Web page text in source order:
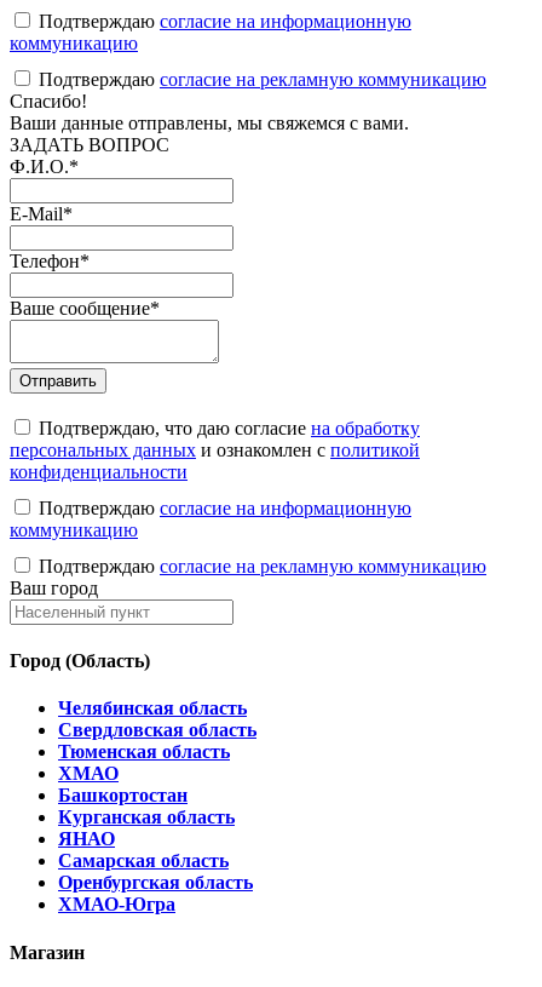
Подтверждаю согласие на информационную
коммуникацию
Подтверждаю согласие на рекламную коммуникацию
Cпасибо!
Ваши данные отправлены, мы свяжемся с вами.
ЗАДАТЬ ВОПРОС
Ф.И.О.*
E-Mail*
Телефон*
Ваше сообщение*
Подтверждаю, что даю согласие на обработку
персональных данных и ознакомлен с политикой
конфиденциальности
Подтверждаю согласие на информационную
коммуникацию
Подтверждаю согласие на рекламную коммуникацию
Ваш город
Город (Область)
Челябинская область
Свердловская область
Тюменская область
ХМАО
Башкортостан
Курганская область
ЯНАО
Самарская область
Оренбургская область
ХМАО-Югра
Магазин